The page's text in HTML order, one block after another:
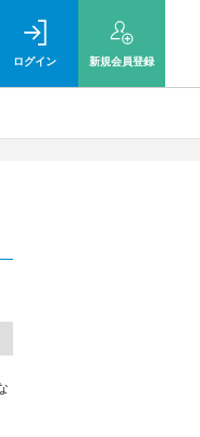
ログイン 新規会員登録